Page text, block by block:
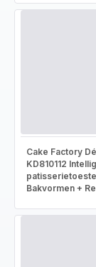
Cake Factory
KD810112
Bakvormen +